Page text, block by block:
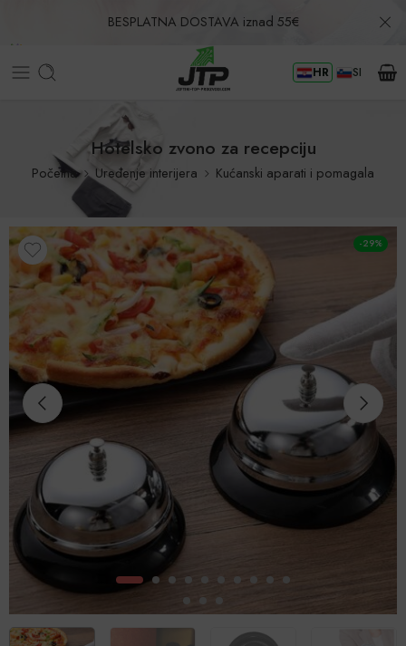
BESPLATNA DOSTAVA iznad 55€
Povrat u roku od 30 dana! HR SI
Hotelsko zvono za recepciju
Početna Uređenje interijera Kućanski aparati i pomagala
-29%